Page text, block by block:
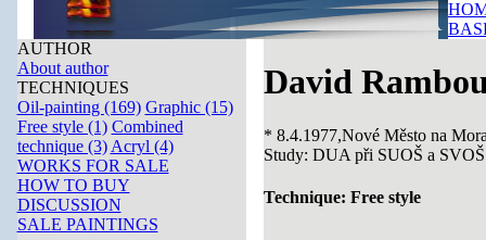
AUTHOR
About author
TECHNIQUES
Oil-painting (169) Graphic (15)
Free style (1) Combined
technique (3) Acryl (4)
WORKS FOR SALE
HOW TO BUY
DISCUSSION
SALE PAINTINGS
David
* 8.4.1977,Nové Město na
Study: DUA při SUOŠ a
Technique: Free style